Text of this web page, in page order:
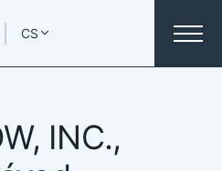
CS
INC.,